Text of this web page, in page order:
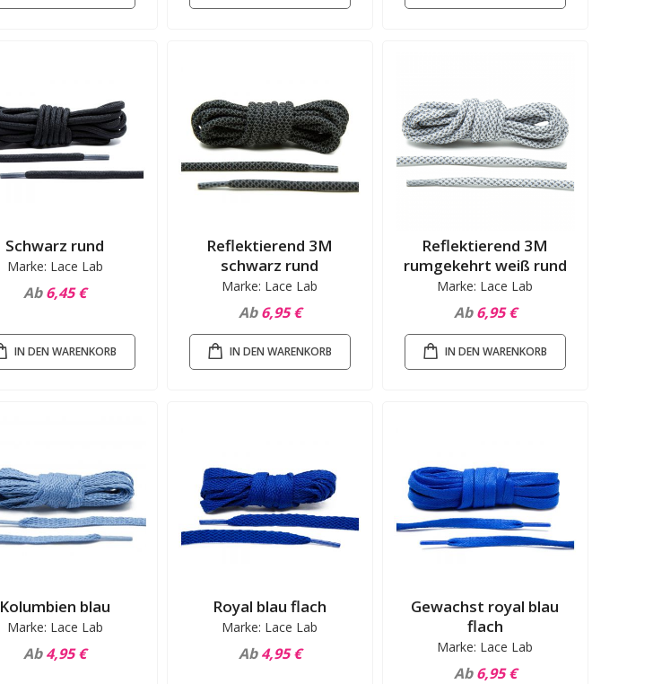
Schwarz rund
Marke: Lace Lab
Ab 6,45 €
IN DEN WARENKORB
Reflektierend 3M
schwarz rund
Marke: Lace Lab
Ab 6,95 €
IN DEN WARENKORB
Reflektierend 3M
rumgekehrt weiß rund
Marke: Lace Lab
Ab 6,95 €
IN DEN WARENKORB
Kolumbien blau
Marke: Lace Lab
Ab 4,95 €
Royal blau flach
Marke: Lace Lab
Ab 4,95 €
Gewachst royal blau
flach
Marke: Lace Lab
Ab 6,95 €